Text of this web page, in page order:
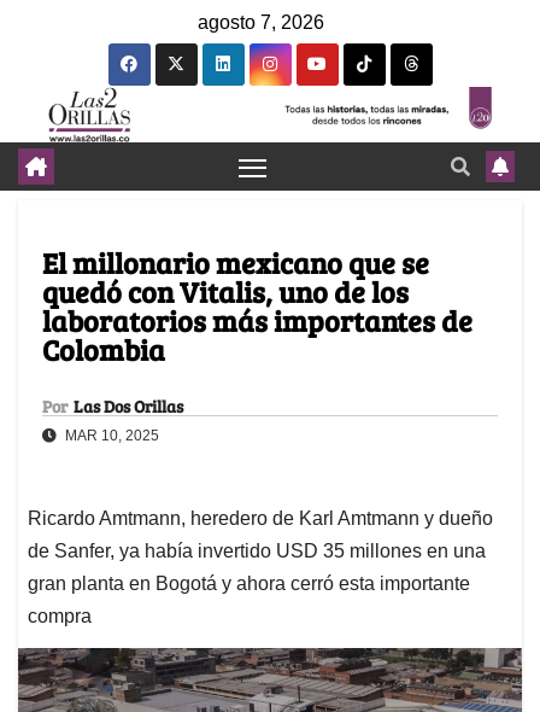
agosto 7, 2026
El millonario mexicano que se
quedó con Vitalis, uno de los
laboratorios más importantes de
Colombia
Por Las Dos Orillas
MAR 10, 2025
Ricardo Amtmann, heredero de Karl Amtmann y dueño
de Sanfer, ya había invertido USD 35 millones en una
gran planta en Bogotá y ahora cerró esta importante
compra